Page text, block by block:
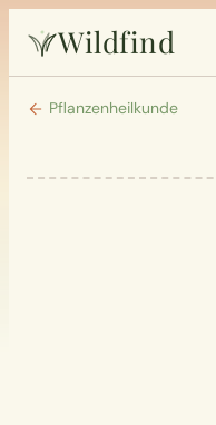
Wildfind
Startseite
Pflanzen
Pflanzenheilkunde